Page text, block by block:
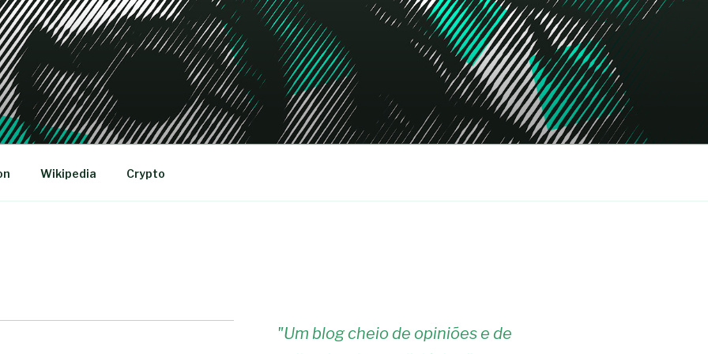
Wikipedia Crypto
"Um blog cheio de opiniões e de